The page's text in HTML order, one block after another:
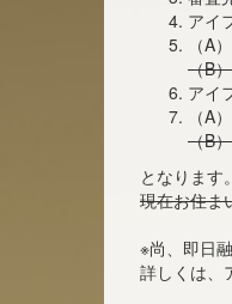
アイ
（A
（B
アイ
（A
（B
となります。
現在お住ま
※尚、即日
詳しくは、